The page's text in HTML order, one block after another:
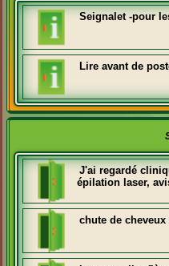
Seignalet -pour
Lire avant de
J'ai regardé
épilation laser,
chute de